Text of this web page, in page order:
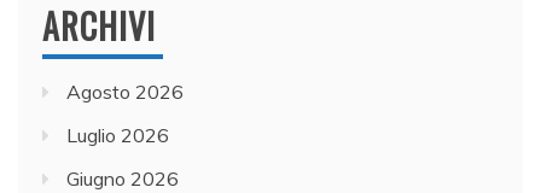
ARCHIVI
Agosto 2026
Luglio 2026
Giugno 2026